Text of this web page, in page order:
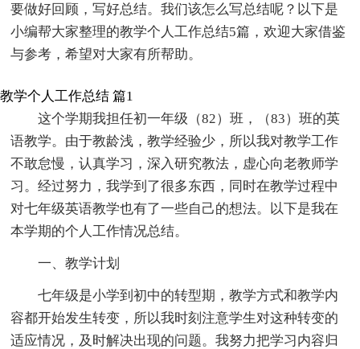
要做好回顾，写好总结。我们该怎么写总结呢？以下是
小编帮大家整理的教学个人工作总结5篇，欢迎大家借鉴
与参考，希望对大家有所帮助。
教学个人工作总结 篇1
这个学期我担任初一年级（82）班，（83）班的英
语教学。由于教龄浅，教学经验少，所以我对教学工作
不敢怠慢，认真学习，深入研究教法，虚心向老教师学
习。经过努力，我学到了很多东西，同时在教学过程中
对七年级英语教学也有了一些自己的想法。以下是我在
本学期的个人工作情况总结。
一、教学计划
七年级是小学到初中的转型期，教学方式和教学内
容都开始发生转变，所以我时刻注意学生对这种转变的
适应情况，及时解决出现的问题。我努力把学习内容归